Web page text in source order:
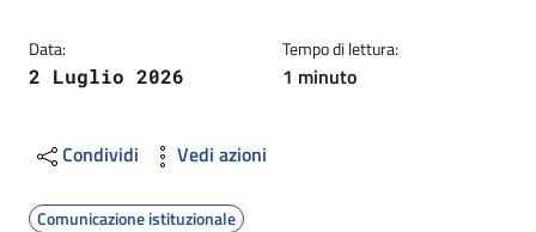
Data:
2 Luglio 2026
Tempo di lettura:
1 minuto
Condividi Vedi azioni
Comunicazione istituzionale